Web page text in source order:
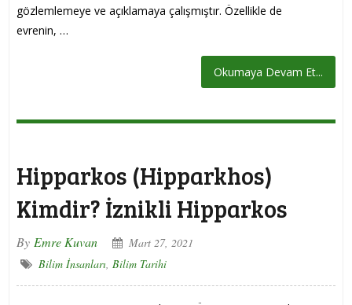
gözlemlemeye ve açıklamaya çalışmıştır. Özellikle de
evrenin, …
Okumaya Devam Et...
Hipparkos (Hipparkhos)
Kimdir? İznikli Hipparkos
By Emre Kuvan
Mart 27, 2021
Bilim İnsanları, Bilim Tarihi